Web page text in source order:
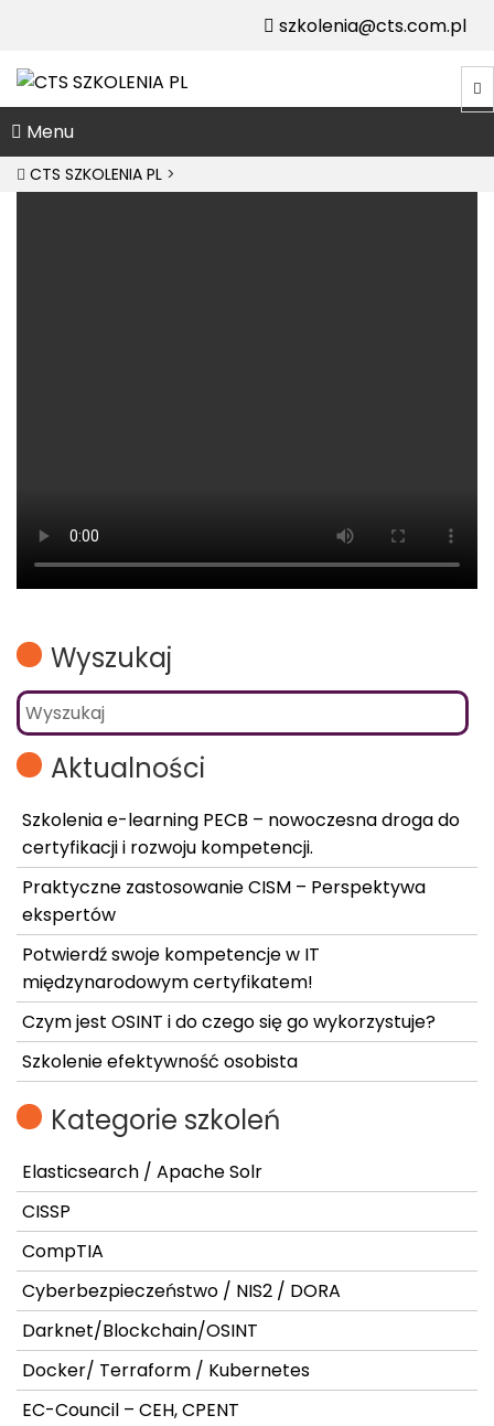
szkolenia@cts.com.pl
Menu
CTS SZKOLENIA PL >
Wyszukaj
Aktualności
Szkolenia e-learning PECB – nowoczesna droga do
certyfikacji i rozwoju kompetencji.
Praktyczne zastosowanie CISM – Perspektywa
ekspertów
Potwierdź swoje kompetencje w IT
międzynarodowym certyfikatem!
Czym jest OSINT i do czego się go wykorzystuje?
Szkolenie efektywność osobista
Kategorie szkoleń
Elasticsearch / Apache Solr
CISSP
CompTIA
Cyberbezpieczeństwo / NIS2 / DORA
Darknet/Blockchain/OSINT
Docker/ Terraform / Kubernetes
EC-Council – CEH, CPENT